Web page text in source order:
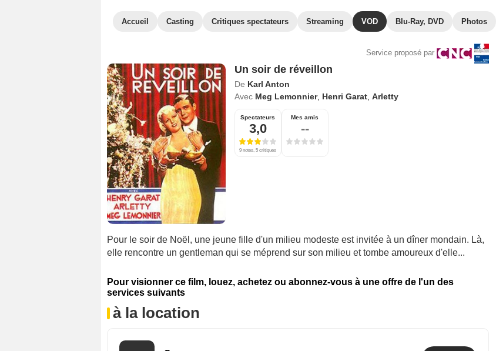
Accueil Casting Critiques spectateurs Streaming VOD Blu-Ray, DVD Photos
Service proposé par
Un soir de réveillon
De Karl Anton
Avec Meg Lemonnier, Henri Garat, Arletty
Spectateurs
3,0
9 notes, 5 critiques
Mes amis
--
Pour le soir de Noël, une jeune fille d'un milieu modeste est invitée à un dîner mondain. Là,
elle rencontre un gentleman qui se méprend sur son milieu et tombe amoureux d'elle...
Pour visionner ce film, louez, achetez ou abonnez-vous à une offre de l'un des
services suivants
à la location